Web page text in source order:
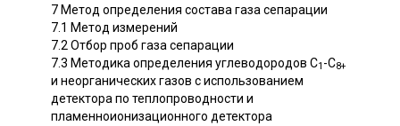
7 Метод определения состава газа сепарации
7.1 Метод измерений
7.2 Отбор проб газа сепарации
7.3 Методика определения углеводородов С1 -С8+
и неорганических газов с использованием
детектора по теплопроводности и
пламенноионизационного детектора